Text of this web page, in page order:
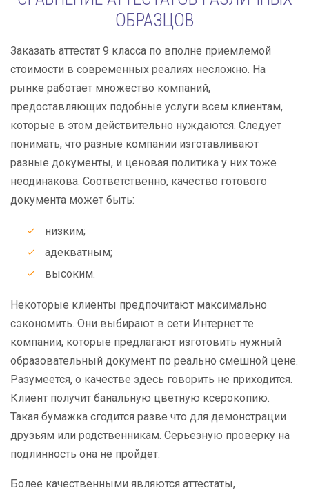
ОБРАЗЦОВ
Заказать аттестат 9 класса по вполне приемлемой
стоимости в современных реалиях несложно. На
рынке работает множество компаний,
предоставляющих подобные услуги всем клиентам,
которые в этом действительно нуждаются. Следует
понимать, что разные компании изготавливают
разные документы, и ценовая политика у них тоже
неодинакова. Соответственно, качество готового
документа может быть:
низким;
адекватным;
высоким.
Некоторые клиенты предпочитают максимально
сэкономить. Они выбирают в сети Интернет те
компании, которые предлагают изготовить нужный
образовательный документ по реально смешной цене.
Разумеется, о качестве здесь говорить не приходится.
Клиент получит банальную цветную ксерокопию.
Такая бумажка сгодится разве что для демонстрации
друзьям или родственникам. Серьезную проверку на
подлинность она не пройдет.
Более качественными являются аттестаты,